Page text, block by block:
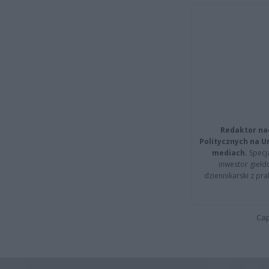
Redaktor
Politycznych na
mediach.
inwestor
dziennikarski z